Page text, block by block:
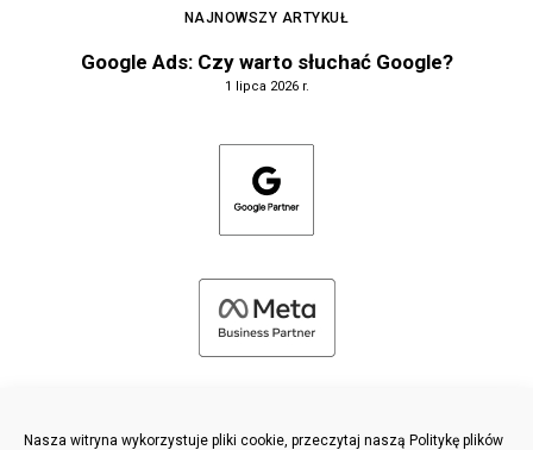
Nasza witryna wykorzystuje pliki cookie, przeczytaj naszą Politykę plików
NAJNOWSZY ARTYKUŁ
Google Ads: Czy warto słuchać Google?
1 lipca 2026 r.